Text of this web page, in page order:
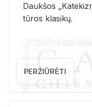
Dauk­šos
tū­ros kla­si­kų.
PERŽIŪRĖTI